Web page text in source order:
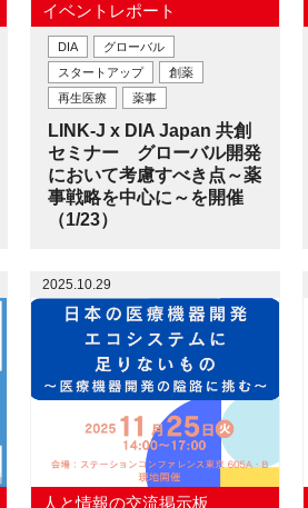
イベントレポート
DIA
グローバル
スタートアップ
創薬
再生医療
薬事
LINK-J x DIA Japan 共創
セミナー グローバル開発
において考慮すべき点～薬
事戦略を中心に～を開催
（1/23）
2025.10.29
人と情報の交流掲示板